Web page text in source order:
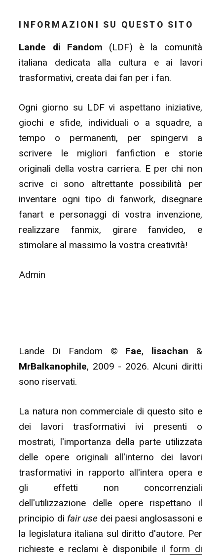
INFORMAZIONI SU QUESTO SITO
Lande di Fandom (LDF) è la comunità
italiana dedicata alla cultura e ai lavori
trasformativi, creata dai fan per i fan.
Ogni giorno su LDF vi aspettano iniziative,
giochi e sfide, individuali o a squadre, a
tempo o permanenti, per spingervi a
scrivere le migliori fanfiction e storie
originali della vostra carriera. E per chi non
scrive ci sono altrettante possibilità per
inventare ogni tipo di fanwork, disegnare
fanart e personaggi di vostra invenzione,
realizzare fanmix, girare fanvideo, e
stimolare al massimo la vostra creatività!
Admin
Lande Di Fandom © Fae, lisachan &
MrBalkanophile, 2009 - 2026. Alcuni diritti
sono riservati.
La natura non commerciale di questo sito e
dei lavori trasformativi ivi presenti o
mostrati, l'importanza della parte utilizzata
delle opere originali all'interno dei lavori
trasformativi in rapporto all'intera opera e
gli effetti non concorrenziali
dell'utilizzazione delle opere rispettano il
principio di fair usedei paesi anglosassoni e
la legislatura italiana sul diritto d'autore. Per
richieste e reclami è disponibile ilform di